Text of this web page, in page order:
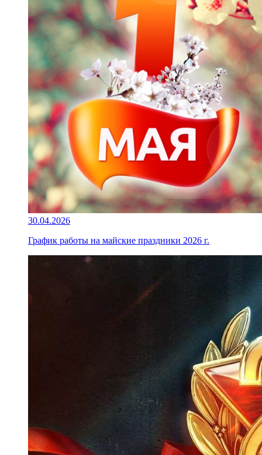
30.04.2026
График работы на майские праздники 2026 г.